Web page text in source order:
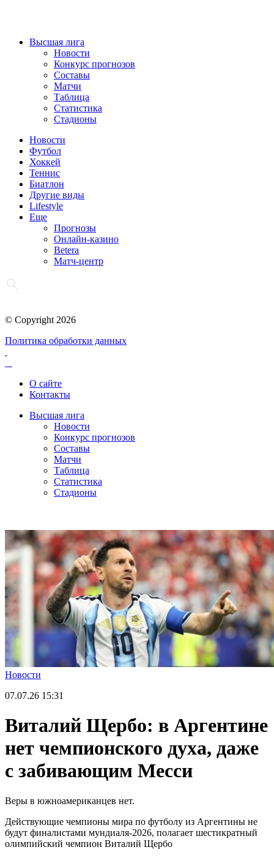
Высшая лига
Новости
Конкурс прогнозов
Составы
Матчи
Таблица
Статистика
Стадионы
Новости
Футбол
Хоккей
Теннис
Биатлон
Другие виды
Lifestyle
Еще
Прогнозы
Онлайн-казино
Betera
Матч-центр
© Copyright 2026
Политика обработки данных
О сайте
Контакты
Высшая лига
Новости
Конкурс прогнозов
Составы
Матчи
Таблица
Статистика
Стадионы
Новости
07.07.26 15:31
Виталий Щербо: в Аргентине
нет чемпионского духа, даже
с забивающим Месси
Веры в южноамериканцев нет.
Действующие чемпионы мира по футболу из Аргентины не
будут финалистами мундиаля-2026, полагает шестикратный
олимпийский чемпион Виталий Щербо